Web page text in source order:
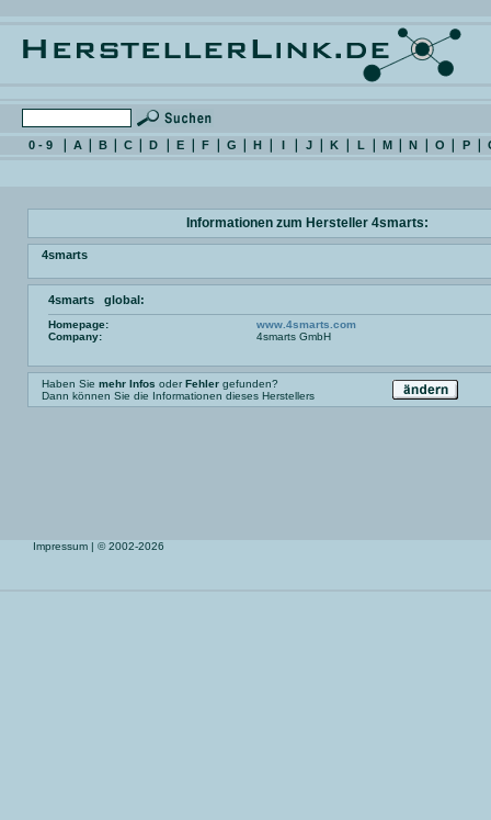
0 - 9 A B C D E F G H I J K L M N O P
Informationen zum Hersteller 4smarts:
4smarts
4smarts global:
Homepage:
www.4smarts.com
Company:
4smarts GmbH
Haben Sie mehr Infos oderFehler gefunden?
Dann können Sie die Informationen dieses Herstellers
Impressum | © 2002-2026